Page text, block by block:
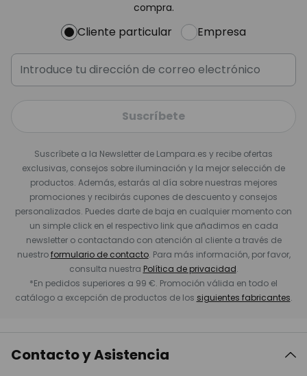
compra.
Cliente particular Empresa
Suscríbete
Suscríbete a la Newsletter de Lampara.es y recibe ofertas
exclusivas, consejos sobre iluminación y la mejor selección de
productos. Además, estarás al día sobre nuestras mejores
promociones y recibirás cupones de descuento y consejos
personalizados. Puedes darte de baja en cualquier momento con
un simple click en el respectivo link que añadimos en cada
newsletter o contactando con atención al cliente a través de
nuestroformulario de contacto. Para más información, por favor,
consulta nuestra Política de privacidad.
*En pedidos superiores a 99 €. Promoción válida en todo el
catálogo a excepción de productos de los siguientes fabricantes.
Contacto y Asistencia